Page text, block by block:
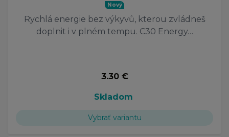
Nový
Rychlá energie bez výkyvů, kterou zvládneš
doplnit i v plném tempu. C30 Energy…
3.30 €
Skladom
Vybrať variantu